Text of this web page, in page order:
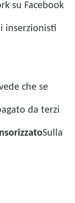
su Facebook
inserzionisti
che se
da terzi
Sulla